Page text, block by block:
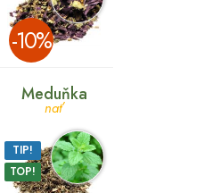
­-10%
Meduňka
nať
TIP!
TOP!